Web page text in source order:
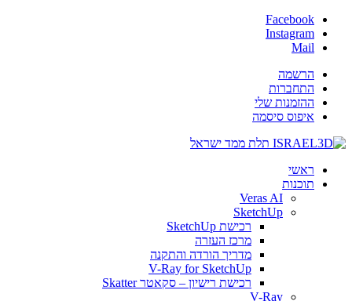
Facebook
Instagram
Mail
הרשמה
התחברות
ההזמנות שלי
איפוס סיסמה
ראשי
תוכנות
Veras AI
SketchUp
רכישת SketchUp
מרכז העזרה
מדריך הורדה והתקנה
V-Ray for SketchUp
רכישת רישיון – סקאטר Skatter
V-Ray